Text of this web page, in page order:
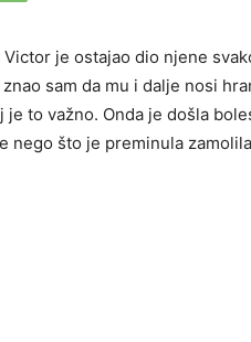
je ostajao dio njene
sam da mu i dalje nosi
je to važno. Onda je došla
nego što je preminula